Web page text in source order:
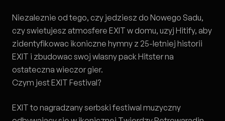
Niezaleznie od tego, czy jedziesz do Nowego Sadu,
czy swietujesz atmosfere EXIT w domu, uzyj Hitify, aby
zidentyfikowac ikoniczne hymny z 25-letniej historii
EXIT i zbudowac swoj wlasny pack Hitster na
ostateczna wieczor gier.
Czym jest EXIT Festival?
EXIT to nagradzany serbski festiwal muzyczny